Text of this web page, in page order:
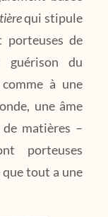
qui stipule
porteuses de
du
comme à une
une âme
matières –
porteuses
tout a une